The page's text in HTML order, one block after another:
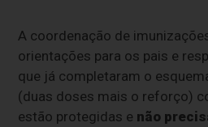
A coordenação de
orientações para os pais e
que já completaram o
(duas doses mais o reforço)
estão protegidas e não